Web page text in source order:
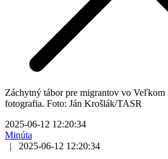
Záchytný tábor pre migrantov vo Veľkom
fotografia. Foto: Ján Krošlák/TASR
2025-06-12 12:20:34
Minúta
|
2025-06-12 12:20:34